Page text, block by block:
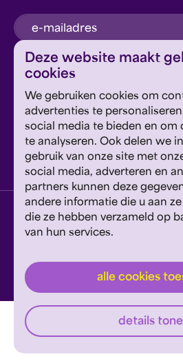
Deze website maakt
cookies
We gebruiken cookies om
advertenties te
social media te bieden en om
te analyseren. Ook delen we
gebruik van onze site met
social media, adverteren en
partners kunnen deze
andere informatie die u aan
die ze hebben verzameld op
van hun services.
alle cookies
details
inschrijven
Google's Privacyverklaring en
van toepassing.
Geef om Philzuid en steun ons!
steun ons
privacyverklaring disclaimer
website door exitable